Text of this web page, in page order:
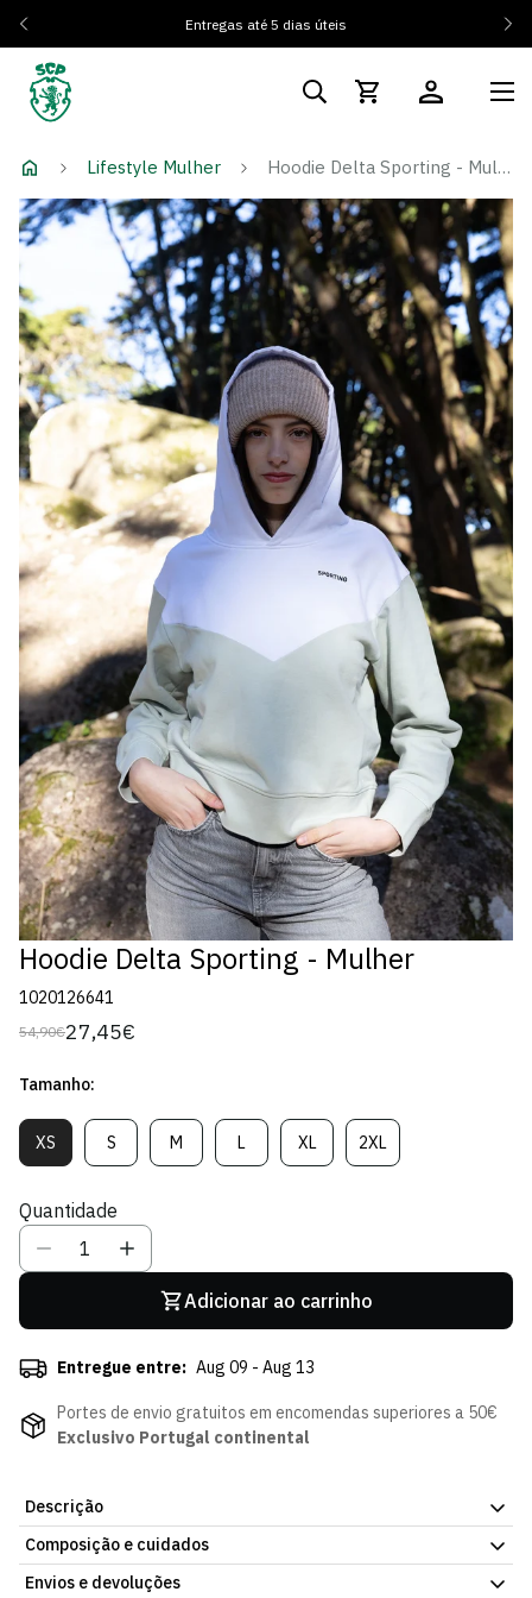
Entregas até 5 dias úteis
Lifestyle Mulher Hoodie Delta Sporting - Mulher
Hoodie Delta Sporting - Mulher
1020126641
Preço
54,90€
Preço
venda
27,45€
Tamanho:
XSVariante
Esgotada
Indisponível
SVariante
Esgotada
Indisponível
MVariante
Esgotada
LVariante
Esgotada
XLVariante
Esgotada
2XLVariante
Esgotada
Quantidade
Adicionar ao carrinho
Entregue entre: Aug 09 - Aug 13
Portes de envio gratuitos em encomendas superiores a 50€
Exclusivo Portugal continental
Descrição
Hoodie Delta Sporting - Mulher, com o design oficial do Sporting
CP. Corte pensado para o dia a dia, dentro e fora de casa. Faz
Composição e cuidados
Envios e devoluções